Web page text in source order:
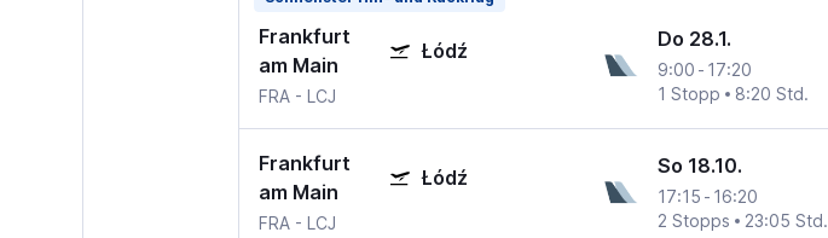
Frankfurt
am Main
Łódź
FRA- LCJ
Do 28.1.
9:00 - 17:20
1 Stopp
8:20 Std.
Frankfurt
am Main
Łódź
FRA- LCJ
So 18.10.
17:15 - 16:20
2 Stopps
23:05 Std.